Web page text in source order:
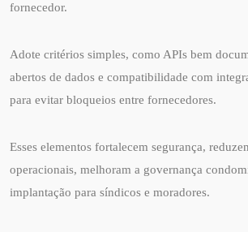
fornecedor.
Adote critérios simples, como APIs bem
abertos de dados e compatibilidade com
para evitar bloqueios entre fornecedores.
Esses elementos fortalecem segurança,
operacionais, melhoram a governança
implantação para síndicos e moradores.